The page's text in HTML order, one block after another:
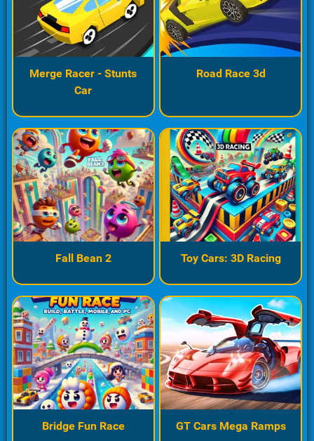
Merge Racer - Stunts
Car
Road Race 3d
Fall Bean 2 Toy Cars: 3D Racing
Bridge Fun Race GT Cars Mega Ramps